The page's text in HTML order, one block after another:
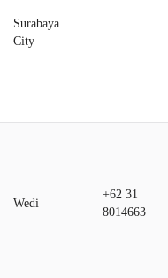
Surabaya
City
Wedi
+62 31
8014663